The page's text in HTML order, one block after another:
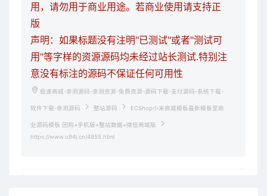
用，请勿用于商业用途。若商业使用请支持正
版
声明：如果标题没有注明"已测试"或者"测试可
用"等字样的资源源码均未经过站长测试.特别注
意没有标注的源码不保证任何可用性
极速商城-亲测源码-亲测资源-免费资源-源码下载-支付源码-系统下载-
软件下载-亲测源码 整站源码 ECShop小米商城模板最新模板堂商
业源码模板 团购+手机版+整站数据+微信商城版
https://www.u94i.cn/4955.html